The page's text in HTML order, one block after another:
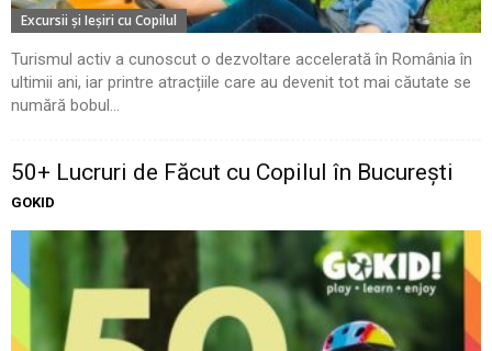
Excursii şi Ieşiri cu Copilul
Turismul activ a cunoscut o dezvoltare accelerată în România în
ultimii ani, iar printre atracțiile care au devenit tot mai căutate se
numără bobul...
50+ Lucruri de Făcut cu Copilul în București
GOKID